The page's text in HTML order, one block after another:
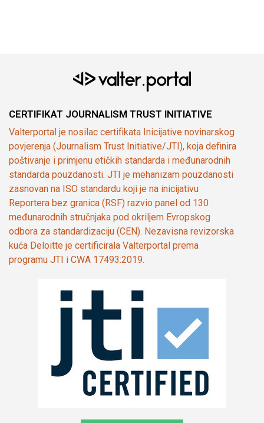
CERTIFIKAT JOURNALISM TRUST INITIATIVE
Valterportal je nosilac certifikata Inicijative novinarskog
povjerenja (Journalism Trust Initiative/JTI), koja definira
poštivanje i primjenu etičkih standarda i međunarodnih
standarda pouzdanosti. JTI je mehanizam pouzdanosti
zasnovan na ISO standardu koji je na inicijativu
Reportera bez granica (RSF) razvio panel od 130
međunarodnih stručnjaka pod okriljem Evropskog
odbora za standardizaciju (CEN). Nezavisna revizorska
kuća Deloitte je certificirala Valterportal prema
programu JTI i CWA 17493:2019.